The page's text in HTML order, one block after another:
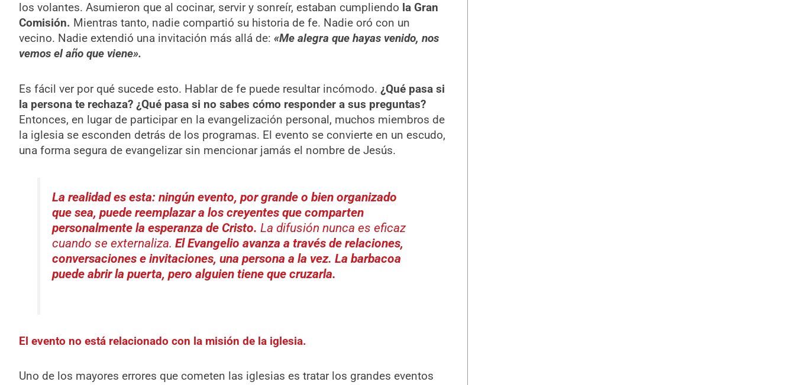
los volantes. Asumieron que al cocinar, servir y sonreír, estaban cumpliendo la Gran
Comisión. Mientras tanto, nadie compartió su historia de fe. Nadie oró con un
vecino. Nadie extendió una invitación más allá de: «Me alegra que hayas venido, nos
vemos el año que viene».
Es fácil ver por qué sucede esto. Hablar de fe puede resultar incómodo. ¿Qué pasa si
la persona te rechaza? ¿Qué pasa si no sabes cómo responder a sus preguntas?
Entonces, en lugar de participar en la evangelización personal, muchos miembros de
la iglesia se esconden detrás de los programas. El evento se convierte en un escudo,
una forma segura de evangelizar sin mencionar jamás el nombre de Jesús.
La realidad es esta: ningún evento, por grande o bien organizado
que sea, puede reemplazar a los creyentes que comparten
personalmente la esperanza de Cristo. La difusión nunca es eficaz
cuando se externaliza. El Evangelio avanza a través de relaciones,
conversaciones e invitaciones, una persona a la vez. La barbacoa
puede abrir la puerta, pero alguien tiene que cruzarla.
El evento no está relacionado con la misión de la iglesia.
Uno de los mayores errores que cometen las iglesias es tratar los grandes eventos